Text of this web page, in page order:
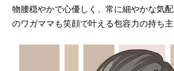
物腰穏やかで心優しく、常に細やかな気
のワガママも笑顔で叶える包容力の持ち主